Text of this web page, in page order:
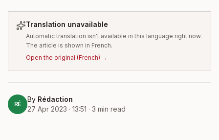
Translation unavailable
Automatic translation isn't available in this language right now.
The article is shown in French.
Open the original (French) →
RÉ
By Rédaction
27 Apr 2023 · 13:51 · 3 min read